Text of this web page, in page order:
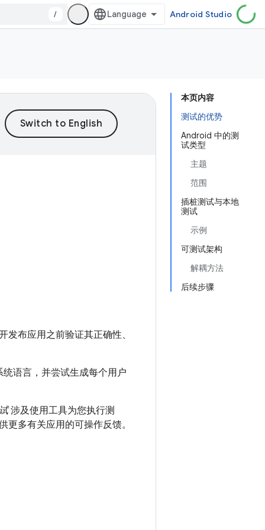
/ Android Studio
本页内容
测试的优势
Android 中的测
试类型
主题
范围
插桩测试与本地
测试
示例
可测试架构
解耦方法
后续步骤
布应用之前验证其正确性、
语言，并尝试生成每个用户
涉及使用工具为您执行测
多有关应用的可操作反馈。